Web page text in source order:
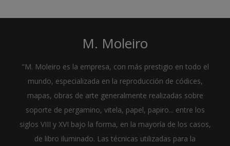
M. Moleiro
"M. Moleiro es la empresa, con más prestigio en todo el
mundo, especializada en la reproducción de códices,
mapas, obras de arte generalmente realizadas sobre
soporte de pergamino, vitela, papel, papiro... entre los
siglos VIII y XVI bajo la forma, en la mayoría de los casos,
de libro iluminado. Las técnicas utilizadas para la